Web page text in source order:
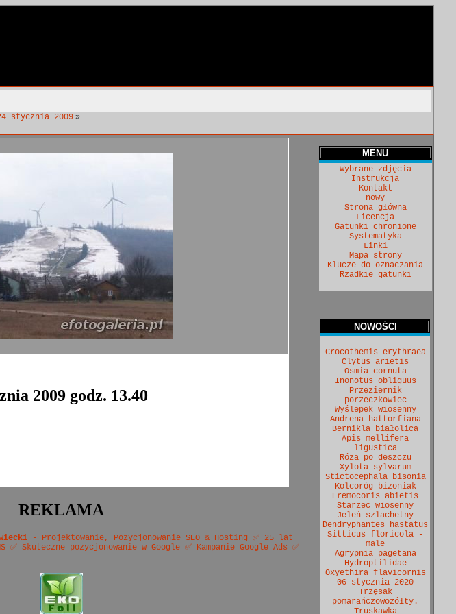
stycznia 2009 »
2009 godz. 13.40
REKLAMA
- Projektowanie, Pozycjonowanie SEO & Hosting ✅ 25 lat
✅ Skuteczne pozycjonowanie w Google ✅ Kampanie Google Ads ✅
MENU
Wybrane zdjęcia
Instrukcja
Kontakt
nowy
Strona główna
Licencja
Gatunki chronione
Systematyka
Linki
Mapa strony
Klucze do oznaczania
Rzadkie gatunki
NOWOŚCI
Crocothemis erythraea
Clytus arietis
Osmia cornuta
Inonotus obliguus
Przeziernik
porzeczkowiec
Wyślepek wiosenny
Andrena hattorfiana
Bernikla białolica
Apis mellifera
ligustica
Róża po deszczu
Xylota sylvarum
Stictocephala bisonia
Kolcoróg bizoniak
Eremocoris abietis
Starzec wiosenny
Jeleń szlachetny
Dendryphantes hastatus
Sitticus floricola -
male
Agrypnia pagetana
Hydroptilidae
Oxyethira flavicornis
06 stycznia 2020
Trzęsak
pomarańczowożółty.
Truskawka